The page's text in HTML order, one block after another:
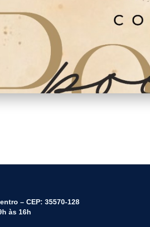
– CEP: 35570-128
às 16h